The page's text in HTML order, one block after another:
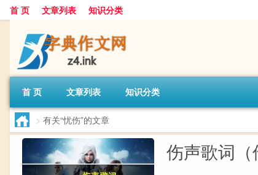
首 页 文章列表 知识分类
首 页 文章列表 知识分类
> 有关“忧伤”的文章
伤声歌词（